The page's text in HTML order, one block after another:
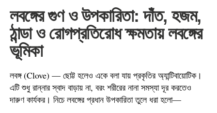
লবঙ্গের গুণ ও উপকারিতা: দাঁত, হজম,
ঠান্ডা ও রোগপ্রতিরোধ ক্ষমতায় লবঙ্গের
ভূমিকা
লবঙ্গ (Clove) — ছোট্ট হলেও একে বলা যায় প্রকৃতির অ্যান্টিবায়োটিক।
এটি শুধু রান্নার স্বাদ বাড়ায় না, বরং শরীরের নানা সমস্যা দূর করতেও
দারুণ কার্যকর। নিচে লবঙ্গের প্রধান উপকারিতা তুলে ধরা হলো—